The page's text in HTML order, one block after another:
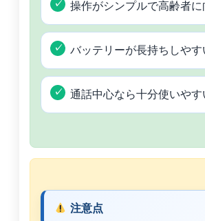
操作がシンプルで高齢者に
バッテリーが長持ちしやす
通話中心なら十分使いやす
注意点